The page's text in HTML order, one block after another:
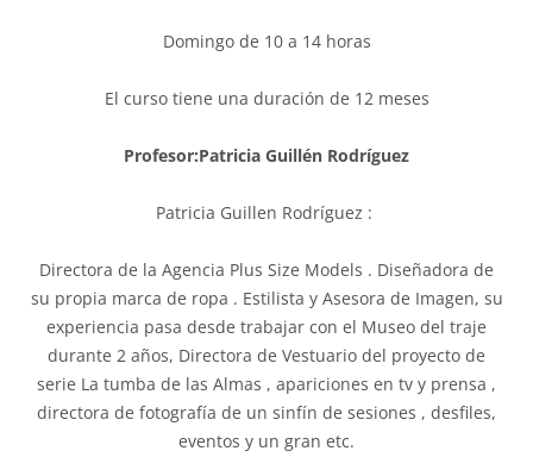
Domingo de 10 a 14 horas
El curso tiene una duración de 12 meses
Profesor:Patricia Guillén Rodríguez
Patricia Guillen Rodríguez :
Directora de la Agencia Plus Size Models . Diseñadora de
su propia marca de ropa . Estilista y Asesora de Imagen, su
experiencia pasa desde trabajar con el Museo del traje
durante 2 años, Directora de Vestuario del proyecto de
serie La tumba de las Almas , apariciones en tv y prensa ,
directora de fotografía de un sinfín de sesiones , desfiles,
eventos y un gran etc.